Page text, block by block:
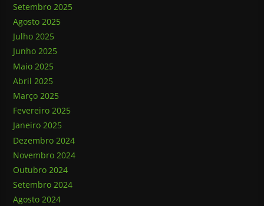
Setembro 2025
Agosto 2025
Julho 2025
Junho 2025
Maio 2025
Abril 2025
Março 2025
Fevereiro 2025
Janeiro 2025
Dezembro 2024
Novembro 2024
Outubro 2024
Setembro 2024
Agosto 2024